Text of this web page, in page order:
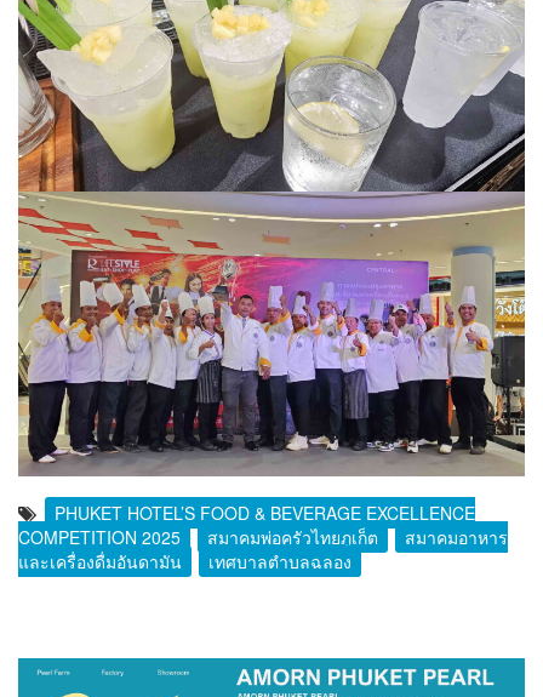
PHUKET HOTEL’S FOOD & BEVERAGE EXCELLENCE
COMPETITION 2025
สมาคมพ่อครัวไทยภูเก็ต
สมาคมอาหาร
และเครื่องดื่มอันดามัน
เทศบาลตำบลฉลอง